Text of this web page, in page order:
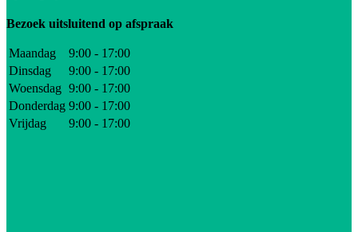
Bezoek uitsluitend op afspraak
Maandag
9:00 - 17:00
Dinsdag
9:00 - 17:00
Woensdag 9:00 - 17:00
Donderdag 9:00 - 17:00
Vrijdag
9:00 - 17:00